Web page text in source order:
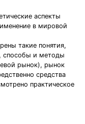
аспекты
в мировой
такие понятия,
способы и методы
рынок), рынок
средства
практическое